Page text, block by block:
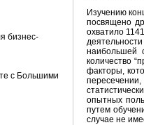
бизнес-
с Большими
Изучению
посвящено
охватило
наибольшей
количество
факторы,
опытных
путем
случае не